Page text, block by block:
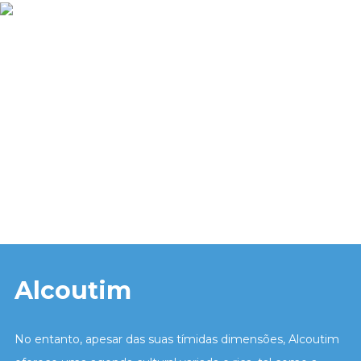
Alcoutim
No entanto, apesar das suas tímidas dimensões, Alcoutim